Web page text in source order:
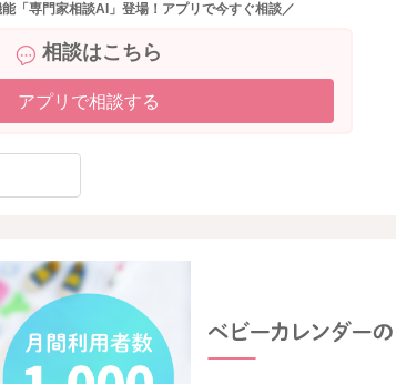
「専門家相談AI」登場！アプリで今すぐ相談／
相談はこちら
アプリで相談する